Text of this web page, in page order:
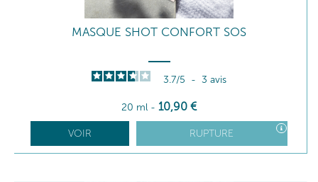
MASQUE SHOT CONFORT SOS
3.7/5 - 3 avis
20 ml - 10,90 €
VOIR RUPTURE